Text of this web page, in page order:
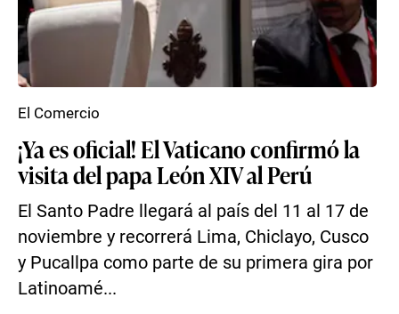
¡Ya es oficial! El Vaticano confirmó la
visita del papa León XIV al Perú
El Santo Padre llegará al país del 11 al 17 de
noviembre y recorrerá Lima, Chiclayo, Cusco
y Pucallpa como parte de su primera gira por
Latinoamé...
El Comercio